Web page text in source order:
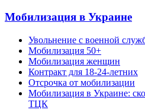
Мобилизация в Украине
Увольнение с военной
Мобилизация 50+
Мобилизация женщин
Контракт для 18-24-летних
Отсрочка от мобилизации
Мобилизация в Украине:
ТЦК